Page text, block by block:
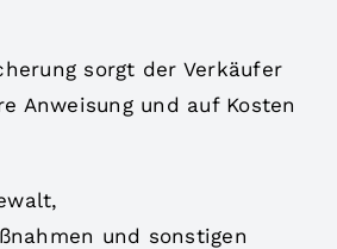
sorgt der Verkäufer
Anweisung und auf Kosten
und sonstigen